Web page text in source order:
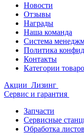
Новости
Отзывы
Награды
Наша команда
Система
Политика
Контакты
Категории
Акции Лизинг
Сервис и гарантия
Запчасти
Сервисные
Обработка